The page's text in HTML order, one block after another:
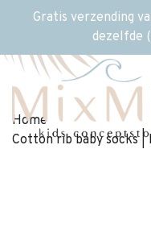
Gratis verzending
dezelfde
Home
Cotton rib baby socks |